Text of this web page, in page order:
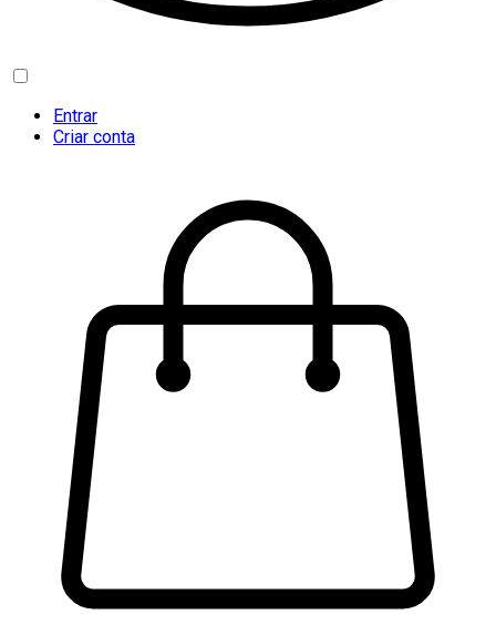
Entrar
Criar conta